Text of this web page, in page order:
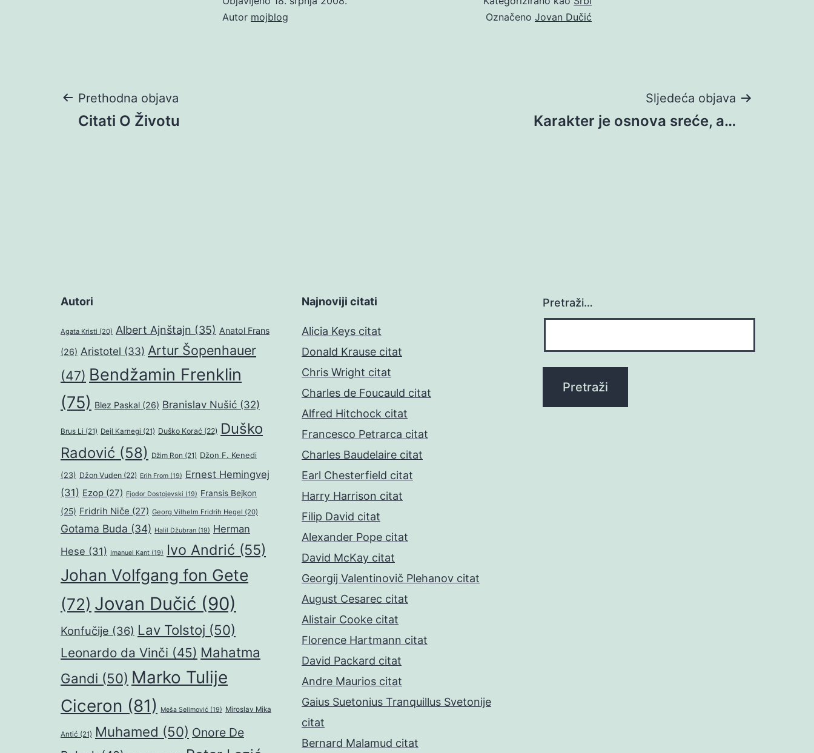
Autor mojblog
Označeno Jovan Dučić
Navigacija
Prethodna objava
Citati O Životu
Sljedeća objava
Karakter je osnova sreće, a…
Autori
Agata Kristi (20) Albert Ajnštajn (35) Anatol Frans
(26) Aristotel (33) Artur Šopenhauer
(47) Bendžamin Frenklin
(75) Blez Paskal (26) Branislav Nušić (32)
Brus Li (21) Dejl Karnegi (21) Duško Korać (22) Duško
Radović (58) Džim Ron (21) Džon F. Kenedi
(23) Džon Vuden (22) Erih From (19) Ernest Hemingvej
(31) Ezop (27) Fjodor Dostojevski (19) Fransis Bejkon
(25) Fridrih Niče (27) Georg Vilhelm Fridrih Hegel (20)
Gotama Buda (34) Halil Džubran (19) Herman
Hese (31) Imanuel Kant (19) Ivo Andrić (55)
Johan Volfgang fon Gete
(72) Jovan Dučić (90)
Konfučije (36) Lav Tolstoj (50)
Leonardo da Vinči (45) Mahatma
Gandi (50) Marko Tulije
Ciceron (81) Meša Selimović (19) Miroslav Mika
Antić (21) Muhamed (50) Onore De
Najnoviji citati
Alicia Keys citat
Donald Krause citat
Chris Wright citat
Charles de Foucauld citat
Alfred Hitchock citat
Francesco Petrarca citat
Charles Baudelaire citat
Earl Chesterfield citat
Harry Harrison citat
Filip David citat
Alexander Pope citat
David McKay citat
Georgij Valentinovič Plehanov citat
August Cesarec citat
Alistair Cooke citat
Florence Hartmann citat
David Packard citat
Andre Maurios citat
Gaius Suetonius Tranquillus Svetonije
citat
Bernard Malamud citat
Pretraži…